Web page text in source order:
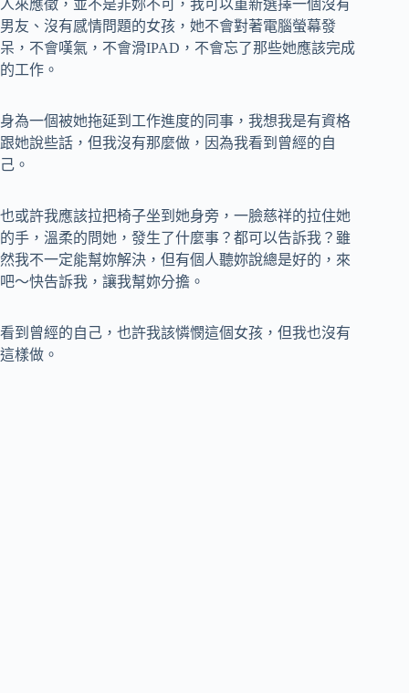
人來應徵，並不是非妳不可，我可以重新選擇一個沒有
男友、沒有感情問題的女孩，她不會對著電腦螢幕發
呆，不會嘆氣，不會滑IPAD，不會忘了那些她應該完成
的工作。
身為一個被她拖延到工作進度的同事，我想我是有資格
跟她說些話，但我沒有那麼做，因為我看到曾經的自
己。
也或許我應該拉把椅子坐到她身旁，一臉慈祥的拉住她
的手，溫柔的問她，發生了什麼事？都可以告訴我？雖
然我不一定能幫妳解決，但有個人聽妳說總是好的，來
吧～快告訴我，讓我幫妳分擔。
看到曾經的自己，也許我該憐憫這個女孩，但我也沒有
這樣做。